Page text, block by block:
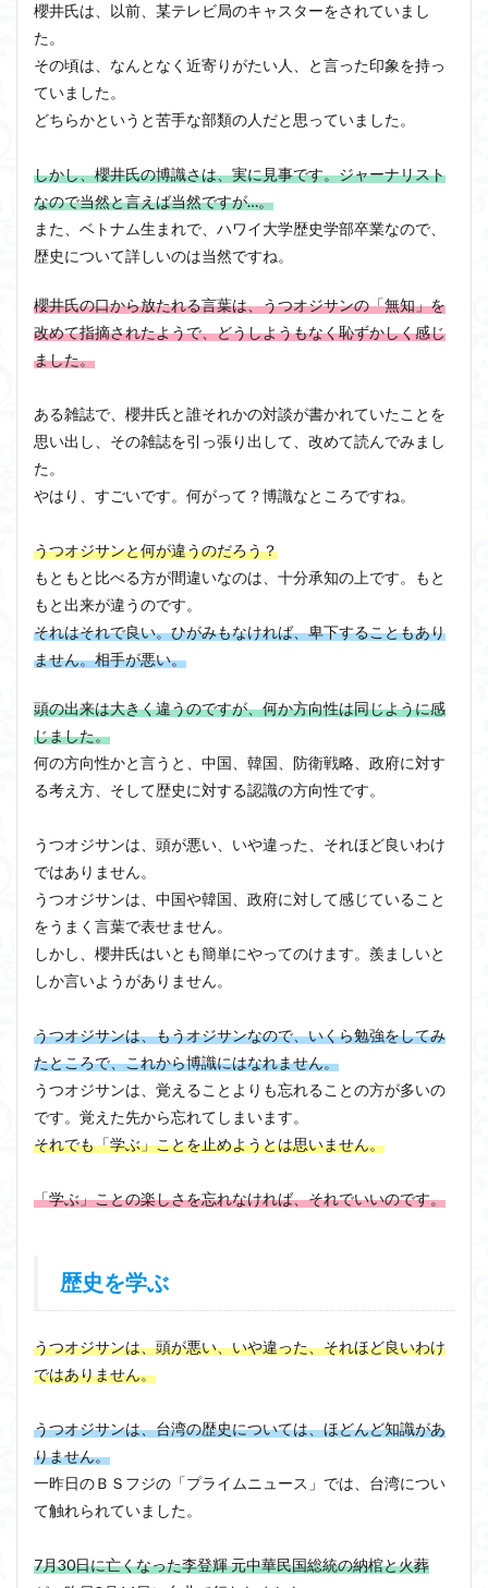
櫻井氏は、以前、某テレビ局のキャスターをされていまし
た。
その頃は、なんとなく近寄りがたい人、と言った印象を持っ
ていました。
どちらかというと苦手な部類の人だと思っていました。
しかし、櫻井氏の博識さは、実に見事です。ジャーナリスト
なので当然と言えば当然ですが…。
また、ベトナム生まれで、ハワイ大学歴史学部卒業なので、
歴史について詳しいのは当然ですね。
櫻井氏の口から放たれる言葉は、うつオジサンの「無知」を
改めて指摘されたようで、どうしようもなく恥ずかしく感じ
ました。
ある雑誌で、櫻井氏と誰それかの対談が書かれていたことを
思い出し、その雑誌を引っ張り出して、改めて読んでみまし
た。
やはり、すごいです。何がって？博識なところですね。
うつオジサンと何が違うのだろう？
もともと比べる方が間違いなのは、十分承知の上です。もと
もと出来が違うのです。
それはそれで良い。ひがみもなければ、卑下することもあり
ません。相手が悪い。
頭の出来は大きく違うのですが、何か方向性は同じように感
じました。
何の方向性かと言うと、中国、韓国、防衛戦略、政府に対す
る考え方、そして歴史に対する認識の方向性です。
うつオジサンは、頭が悪い、いや違った、それほど良いわけ
ではありません。
うつオジサンは、中国や韓国、政府に対して感じていること
をうまく言葉で表せません。
しかし、櫻井氏はいとも簡単にやってのけます。羨ましいと
しか言いようがありません。
うつオジサンは、もうオジサンなので、いくら勉強をしてみ
たところで、これから博識にはなれません。
うつオジサンは、覚えることよりも忘れることの方が多いの
です。覚えた先から忘れてしまいます。
それでも「学ぶ」ことを止めようとは思いません。
「学ぶ」ことの楽しさを忘れなければ、それでいいのです。
歴史を学ぶ
うつオジサンは、頭が悪い、いや違った、それほど良いわけ
ではありません。
うつオジサンは、台湾の歴史については、ほどんど知識があ
りません。
一昨日のＢＳフジの「プライムニュース」では、台湾につい
て触れられていました。
7月30日に亡くなった李登輝 元中華民国総統の納棺と火葬